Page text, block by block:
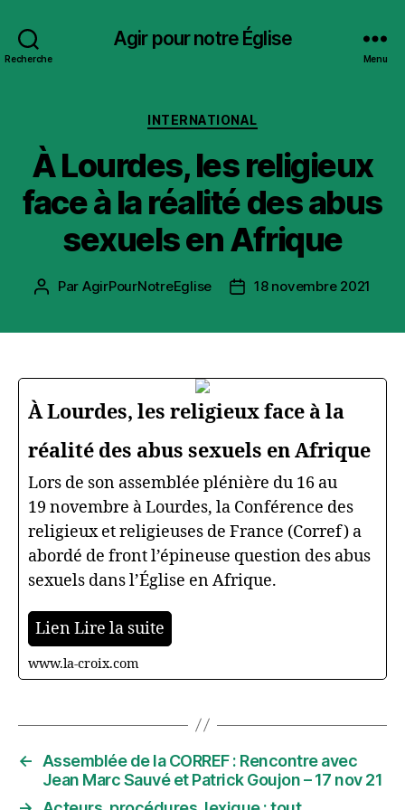
Recherche
Agir pour notre Église
Menu
Catégories
INTERNATIONAL
À Lourdes, les religieux
face à la réalité des abus
sexuels en Afrique
Auteur
Par AgirPourNotreEglise
Date18 novembre 2021
À Lourdes, les religieux face à la
réalité des abus sexuels en Afrique
Lors de son assemblée plénière du 16 au
19 novembre à Lourdes, la Conférence des
religieux et religieuses de France (Corref) a
abordé de front l’épineuse question des abus
sexuels dans l’Église en Afrique.
Lien Lire la suite
www.la-croix.com
← Assemblée de la CORREF : Rencontre avec
Jean Marc Sauvé et Patrick Goujon – 17 nov 21